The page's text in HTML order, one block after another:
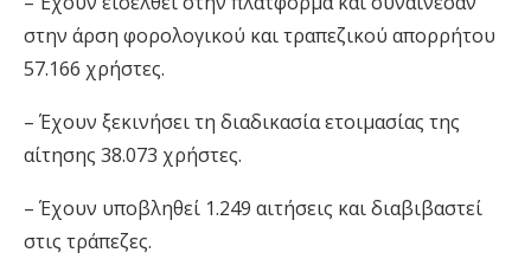
στην άρση φορολογικού και τραπεζικού απορρήτου
57.166 χρήστες.
– Έχουν ξεκινήσει τη διαδικασία ετοιμασίας της
αίτησης 38.073 χρήστες.
– Έχουν υποβληθεί 1.249 αιτήσεις και διαβιβαστεί
στις τράπεζες.